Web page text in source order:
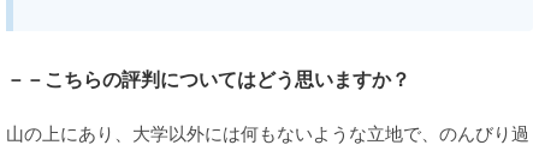
－－こちらの評判についてはどう思いますか？
山の上にあり、大学以外には何もないような立地で、のんびり過